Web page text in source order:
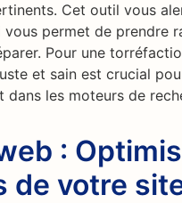
Cet outil vous
permet de prendre
Pour une
et sain est crucial
dans les moteurs de
:
de votre